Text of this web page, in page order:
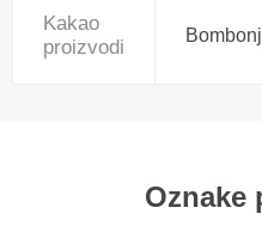
Kakao
proizvodi
Oznake